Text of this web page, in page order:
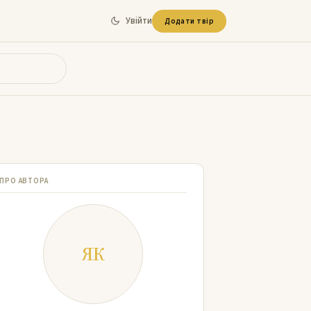
Увійти Додати твір
ПРО АВТОРА
ЯК